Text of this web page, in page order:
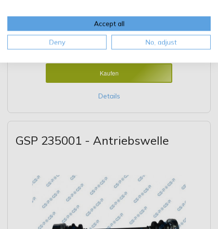
Lieferung 11.08.2026 - 12.08.2026
Abholung
Filiale auswählen
Kaufen
Details
GSP 235001 - Antriebswelle
Accept all
Deny No, adjust